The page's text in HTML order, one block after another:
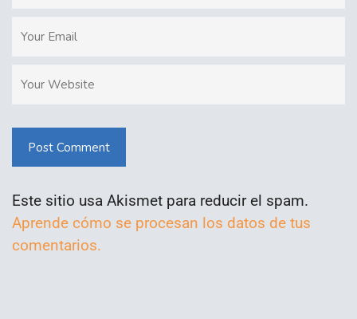
Post Comment
Este sitio usa Akismet para reducir el spam.
Aprende cómo se procesan los datos de tus
comentarios.